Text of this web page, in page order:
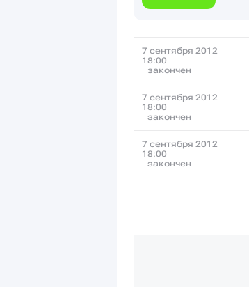
7 сентября 2012
18:00
закончен
7 сентября 2012
18:00
закончен
7 сентября 2012
18:00
закончен